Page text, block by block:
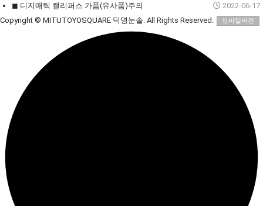
◼︎ 디지매틱 캘리퍼스 가품(유사품)주의
2022-06-17
Copyright © MITUTOYOSQUARE 덕명눈솔. All Rights Reserved. 모바일버전